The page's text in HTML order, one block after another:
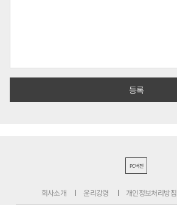
PC버전
회사소개 윤리강령 개인정보처리방침